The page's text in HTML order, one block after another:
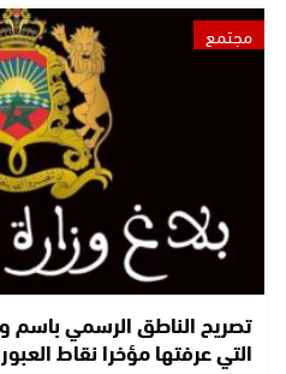
مجتمع
تصريح الناطق الرسمي باسم
التي عرفتها مؤخرا نقاط